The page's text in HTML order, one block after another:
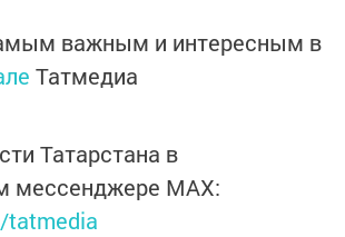
важным и интересным в
Татмедиа
Татарстана в
мессенджере MАХ:
tatmedia